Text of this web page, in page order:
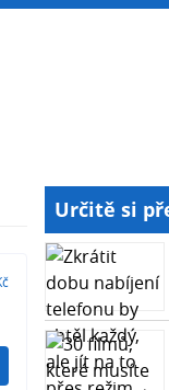
Určitě si